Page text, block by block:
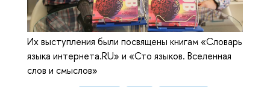
Их выступления были посвящены книгам «Словарь
языка интернета.RU» и «Сто языков. Вселенная
слов и смыслов»